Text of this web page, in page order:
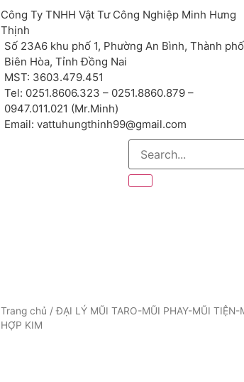
Công Ty TNHH Vật Tư Công Nghiệp Minh Hưng
Thịnh
Số 23A6 khu phố 1, Phường An Bình, Thành phố
Biên Hòa, Tỉnh Đồng Nai
MST: 3603.479.451
Tel: 0251.8606.323 – 0251.8860.879 –
0947.011.021 (Mr.Minh)
Email: vattuhungthinh99@gmail.com
Trang chủ /ĐẠI LÝ MŨI TARO-MŨI PHAY-MŨI TIỆN-
HỢP KIM